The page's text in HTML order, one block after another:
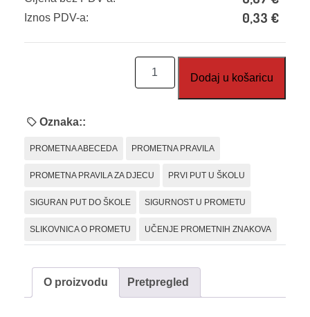
Iznos PDV-a: 0,33 €
Dodaj u košaricu
Oznaka::
PROMETNA ABECEDA PROMETNA PRAVILA
PROMETNA PRAVILA ZA DJECU PRVI PUT U ŠKOLU
SIGURAN PUT DO ŠKOLE SIGURNOST U PROMETU
SLIKOVNICA O PROMETU UČENJE PROMETNIH ZNAKOVA
O proizvodu Pretpregled